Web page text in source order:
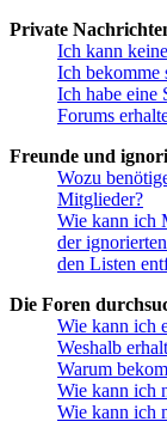
Private
Ich kann
Ich bekomme
Ich habe eine
Forums
Freunde und
Wozu
Mitglieder?
Wie kann ich
der
den Listen
Die Foren
Wie kann ich
Weshalb
Warum
Wie kann ich
Wie kann ich